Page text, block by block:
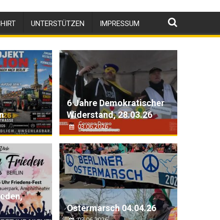
UNTERSTÜTZEN IMPRESSUM
Widerstand, 28.03.26
6 Jahre Demokratischer
Widerstand, 28.03.26
03.06.2026
Ostermarsch 04.04.26